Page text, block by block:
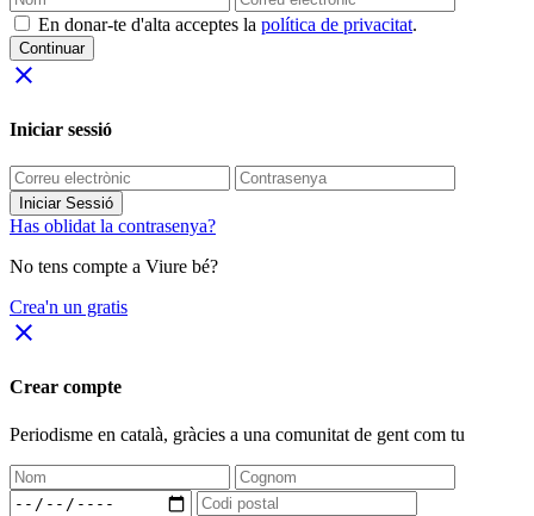
En donar-te d'alta acceptes la política de privacitat.
Continuar
close
Iniciar sessió
Iniciar Sessió
Has oblidat la contrasenya?
No tens compte a Viure bé?
Crea'n un gratis
close
Crear compte
Periodisme en català, gràcies a una comunitat de gent com tu